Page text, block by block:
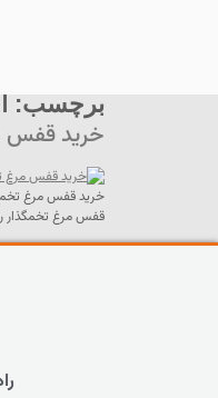
برچسب:
خرید قفس
خرید قفس مرغ
قفس مرغ تخمگذار